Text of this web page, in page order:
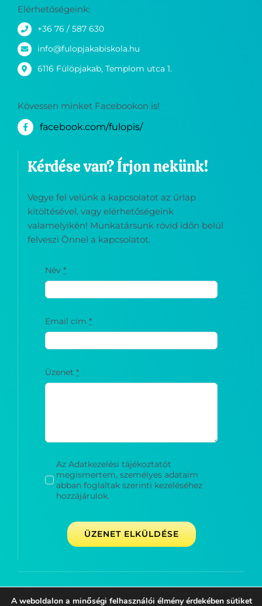
Elérhetőségeink:
+36 76 / 587 630
info@fulopjakabiskola.hu
6116 Fülöpjakab, Templom utca 1.
Kövessen minket Facebookon is!
facebook.com/fulopis/
Kérdése van? Írjon nekünk!
Vegye fel velünk a kapcsolatot az űrlap
kitöltésével, vagy elérhetőségeink
valamelyikén! Munkatársunk rövid időn belül
felveszi Önnel a kapcsolatot.
Név*
Email cím*
Üzenet*
Az Adatkezelési tájékoztatót
megismertem, személyes adataim
abban foglaltak szerinti kezeléséhez
hozzájárulok.
ÜZENET ELKÜLDÉSE
Minden jog fenntartva © Fülöpjakab Általános Iskola
A weboldalon a minőségi felhasználói élmény érdekében sütiket